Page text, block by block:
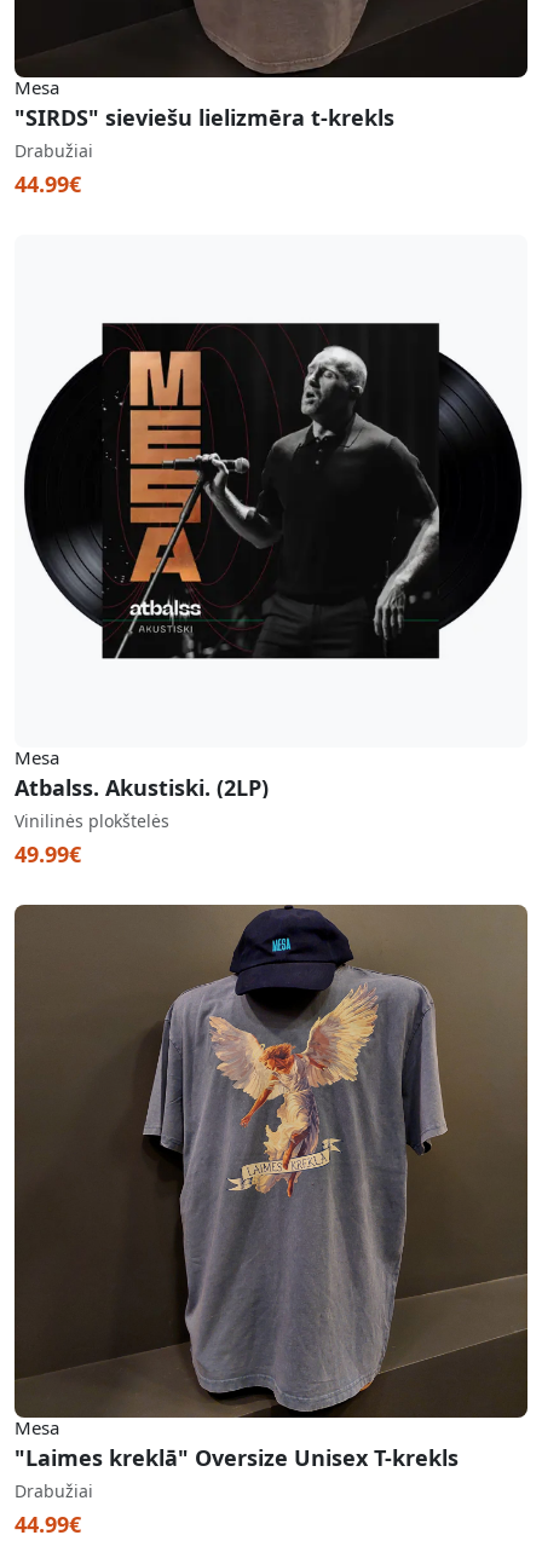
Mesa
"SIRDS" sieviešu lielizmēra t-krekls
Drabužiai
44.99€
Mesa
Atbalss. Akustiski. (2LP)
Vinilinės plokštelės
49.99€
Mesa
"Laimes kreklā" Oversize Unisex T-krekls
Drabužiai
44.99€